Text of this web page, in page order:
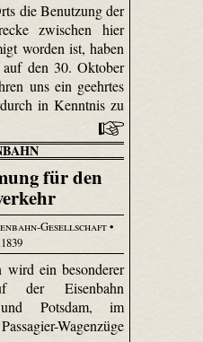
die Benutzung der
zwischen hier
worden ist, haben
den 30. Oktober
uns ein geehrtes
in Kenntnis zu
für den
Gesellschaft•
ein besonderer
der Eisenbahn
Potsdam, im
Wagenzüge